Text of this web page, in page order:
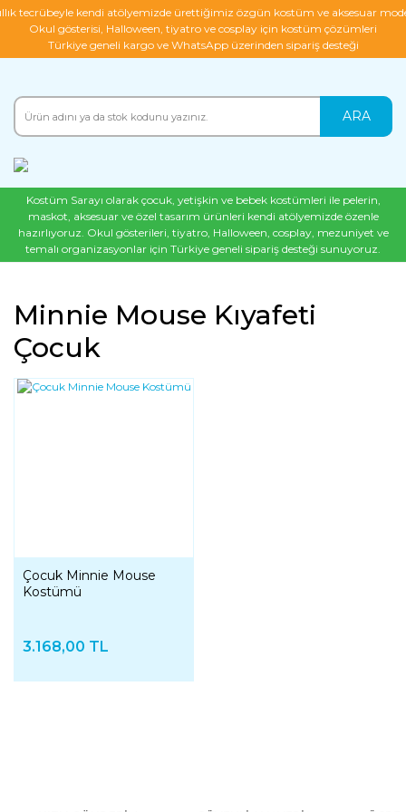
tecrübeyle kendi atölyemizde ürettiğimiz özgün kostüm ve aksesuar
Okul gösterisi, Halloween, tiyatro ve cosplay için kostüm çözümleri
Türkiye geneli kargo ve WhatsApp üzerinden sipariş desteği
ARA
Kostüm Sarayı olarak çocuk, yetişkin ve bebek kostümleri ile pelerin,
maskot, aksesuar ve özel tasarım ürünleri kendi atölyemizde özenle
hazırlıyoruz. Okul gösterileri, tiyatro, Halloween, cosplay, mezuniyet ve
temalı organizasyonlar için Türkiye geneli sipariş desteği sunuyoruz.
Minnie Mouse Kıyafeti
Çocuk
Çocuk Minnie Mouse
Kostümü
3.168,00 TL